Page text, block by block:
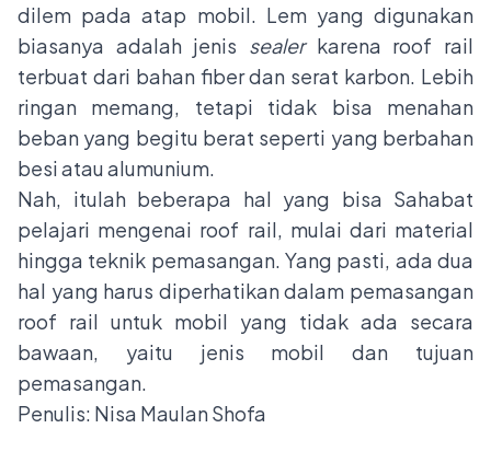
dilem pada atap mobil. Lem yang digunakan
biasanya adalah jenis sealerkarena roof rail
terbuat dari bahan fiber dan serat karbon. Lebih
ringan memang, tetapi tidak bisa menahan
beban yang begitu berat seperti yang berbahan
besi atau alumunium.
Nah, itulah beberapa hal yang bisa Sahabat
pelajari mengenai roof rail, mulai dari material
hingga teknik pemasangan. Yang pasti, ada dua
hal yang harus diperhatikan dalam pemasangan
roof rail untuk mobil yang tidak ada secara
bawaan, yaitu jenis mobil dan tujuan
pemasangan.
Penulis: Nisa Maulan Shofa